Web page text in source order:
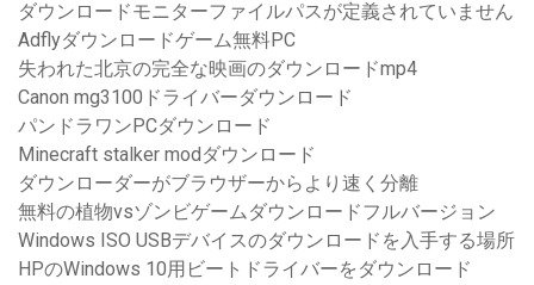
ダウンロードモニターファイルパスが定義されていません
Adflyダウンロードゲーム無料PC
失われた北京の完全な映画のダウンロードmp4
Canon mg3100ドライバーダウンロード
パンドラワンPCダウンロード
Minecraft stalker modダウンロード
ダウンローダーがブラウザーからより速く分離
無料の植物vsゾンビゲームダウンロードフルバージョン
Windows ISO USBデバイスのダウンロードを入手する場所
HPのWindows 10用ビートドライバーをダウンロード